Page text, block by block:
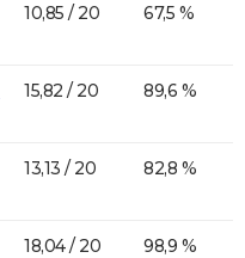
10,85 / 20 67,5 %
15,82 / 20 89,6 %
13,13 / 20 82,8 %
18,04 / 20 98,9 %